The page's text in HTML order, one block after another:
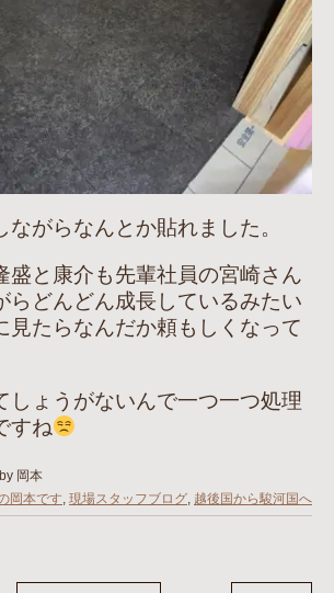
ながらなんとか貼れました。
盛と康介も先輩社員の宮崎さん
らどんどん成長しているみたい
見たらなんだか頼もしくなって
しょうがないんで一つ一つ処理
すね
岡本
岡本です, 現場スタッフブログ, 越後国から駿河国へ